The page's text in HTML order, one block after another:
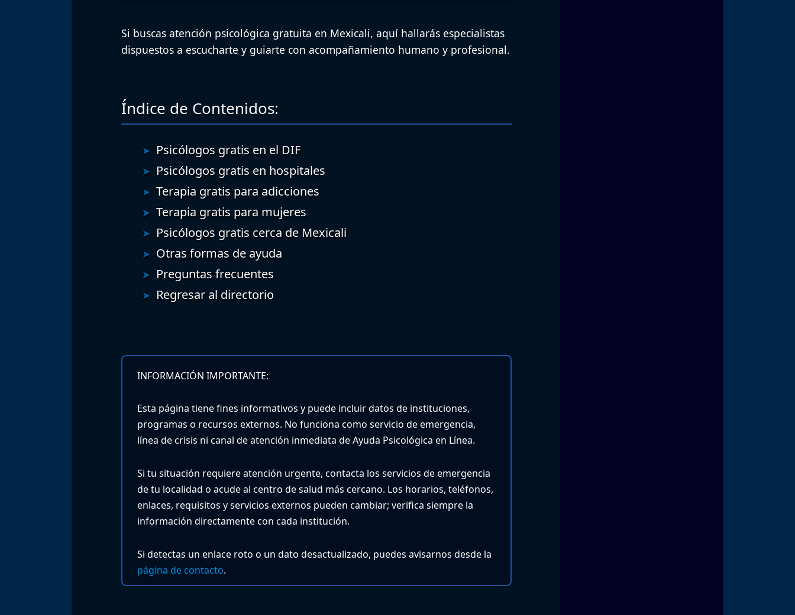
Si buscas atención psicológica gratuita en Mexicali, aquí hallarás especialistas
dispuestos a escucharte y guiarte con acompañamiento humano y profesional.
Índice de Contenidos:
Psicólogos gratis en el DIF
Psicólogos gratis en hospitales
Terapia gratis para adicciones
Terapia gratis para mujeres
Psicólogos gratis cerca de Mexicali
Otras formas de ayuda
Preguntas frecuentes
Regresar al directorio
INFORMACIÓN IMPORTANTE:
Esta página tiene fines informativos y puede incluir datos de instituciones,
programas o recursos externos. No funciona como servicio de emergencia,
línea de crisis ni canal de atención inmediata de Ayuda Psicológica en Línea.
Si tu situación requiere atención urgente, contacta los servicios de emergencia
de tu localidad o acude al centro de salud más cercano. Los horarios, teléfonos,
enlaces, requisitos y servicios externos pueden cambiar; verifica siempre la
información directamente con cada institución.
Si detectas un enlace roto o un dato desactualizado, puedes avisarnos desde la
página de contacto.